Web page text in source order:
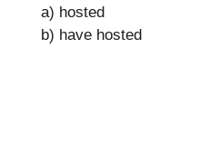
a) hosted
b) have hosted